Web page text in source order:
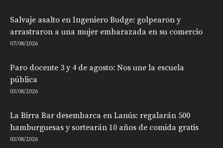
Salvaje asalto en Ingeniero Budge: golpearon y
arrastraron a una mujer embarazada en su comercio
07/08/2026
Paro docente 3 y 4 de agosto: Nos une la escuela
pública
03/08/2026
La Birra Bar desembarca en Lanús: regalarán 500
hamburguesas y sortearán 10 años de comida gratis
03/08/2026